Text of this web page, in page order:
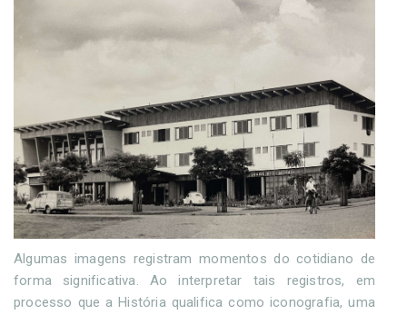
Algumas imagens registram momentos do cotidiano de
forma significativa. Ao interpretar tais registros, em
processo que a História qualifica como iconografia, uma